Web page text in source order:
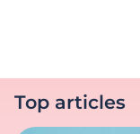
Top articles